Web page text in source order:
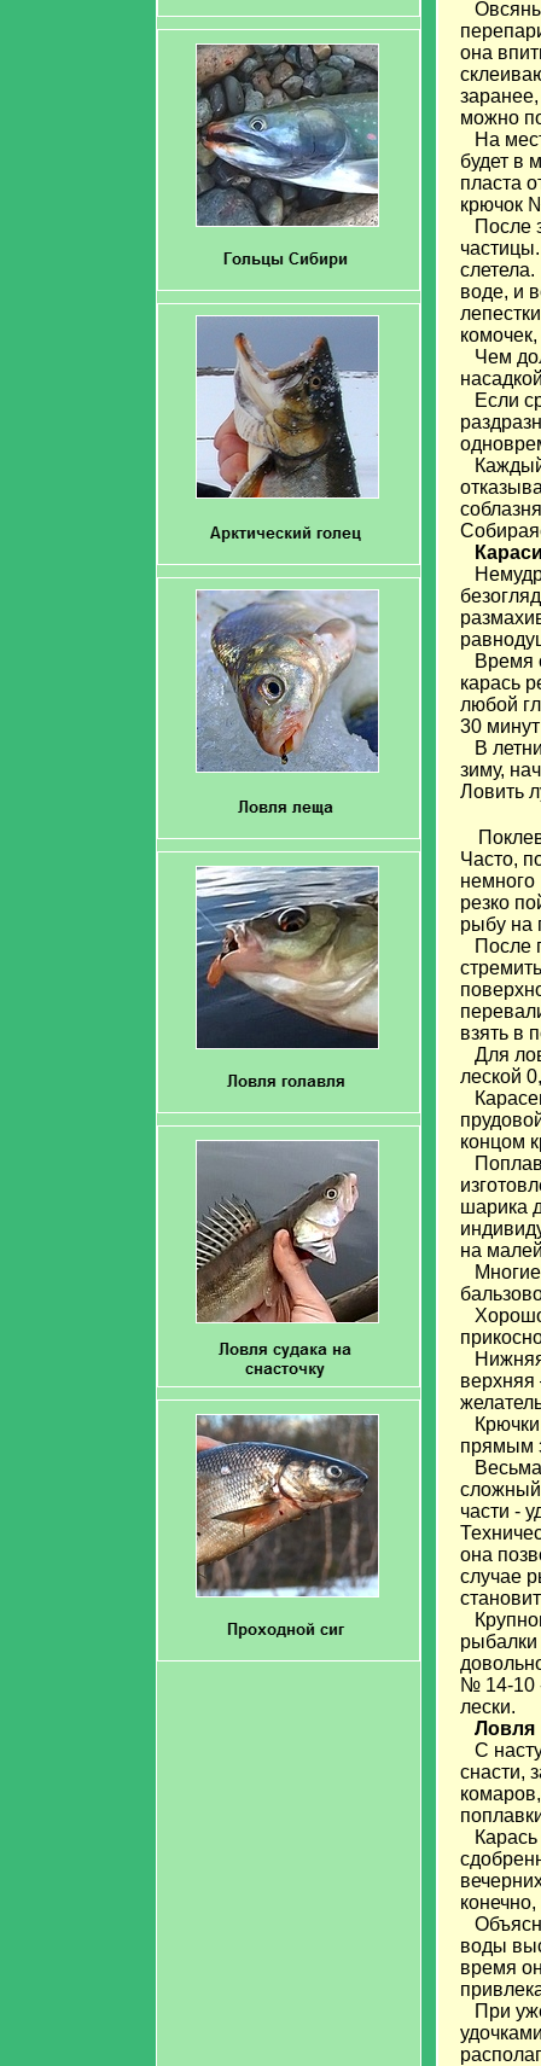
она
можно
На
будет в
пласта
крючок
После
воде, и
Чем
Если
Каждый
Время
карась
любой
30
В
зиму,
Ловить
Часто,
немного
резко
рыбу на
После
взять в
Для
леской
концом
шарика
на
Многие
Хорошо
Нижняя
Крючки
прямым
Весьма
сложный
части -
она
случае
рыбалки
№ 14-10
лески.
Ловля
С
снасти,
Карась
воды
время
При